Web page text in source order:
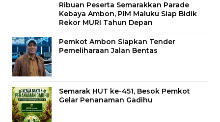
Ribuan Peserta Semarakkan Parade
Kebaya Ambon, PIM Maluku Siap Bidik
Rekor MURI Tahun Depan
Pemkot Ambon Siapkan Tender
Pemeliharaan Jalan Bentas
Semarak HUT ke-451, Besok Pemkot
Gelar Penanaman Gadihu